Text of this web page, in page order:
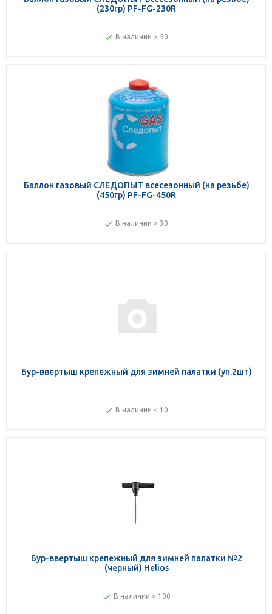
(230гр) PF-FG-230R
В наличии > 50
Баллон газовый СЛЕДОПЫТ всесезонный (на резьбе)
(450гр) PF-FG-450R
В наличии > 30
Бур-ввертыш крепежный для зимней палатки (уп.2шт)
В наличии < 10
Бур-ввертыш крепежный для зимней палатки №2
(черный) Helios
В наличии > 100